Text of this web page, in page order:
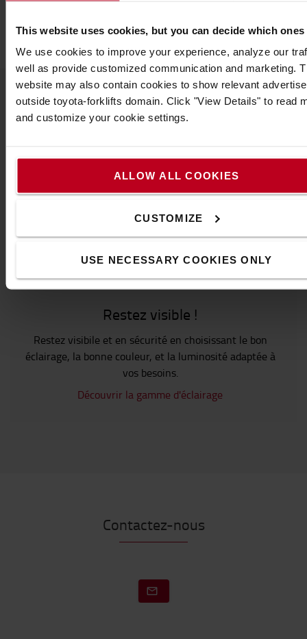
This website uses cookies, but you can decide which ones
We use cookies to improve your experience, analyze our
well as provide customized communication and marketing.
website may also contain cookies to show relevant
outside toyota-forklifts domain. Click "View Details" to read
and customize your cookie settings.
ALLOW ALL COOKIES
CUSTOMIZE
USE NECESSARY COOKIES ONLY
Longueur:93cm
Populaire accessoires
VOIR TOUS NOS ACCESSOIRES
Restez visible !
Restez visibile et en sécurité en choisissant le bon
éclairage, la bonne couleur, et la luminosité adaptée à
vos besoins.
Découvrir la gamme d'éclairage
Contactez-nous